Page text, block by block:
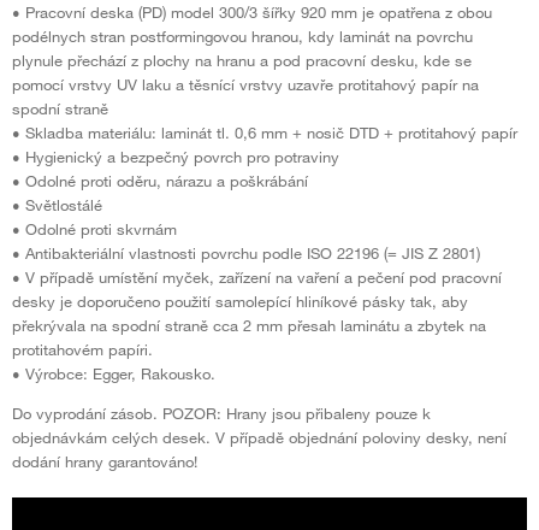
• Pracovní deska (PD) model 300/3 šířky 920 mm je opatřena z obou
podélnych stran postformingovou hranou, kdy laminát na povrchu
plynule přechází z plochy na hranu a pod pracovní desku, kde se
pomocí vrstvy UV laku a těsnící vrstvy uzavře protitahový papír na
spodní straně
• Skladba materiálu: laminát tl. 0,6 mm + nosič DTD + protitahový papír
• Hygienický a bezpečný povrch pro potraviny
• Odolné proti oděru, nárazu a poškrábání
• Světlostálé
• Odolné proti skvrnám
• Antibakteriální vlastnosti povrchu podle ISO 22196 (= JIS Z 2801)
• V případě umístění myček, zařízení na vaření a pečení pod pracovní
desky je doporučeno použití samolepící hliníkové pásky tak, aby
překrývala na spodní straně cca 2 mm přesah laminátu a zbytek na
protitahovém papíri.
• Výrobce: Egger, Rakousko.
Do vyprodání zásob. POZOR: Hrany jsou přibaleny pouze k
objednávkám celých desek. V případě objednání poloviny desky, není
dodání hrany garantováno!